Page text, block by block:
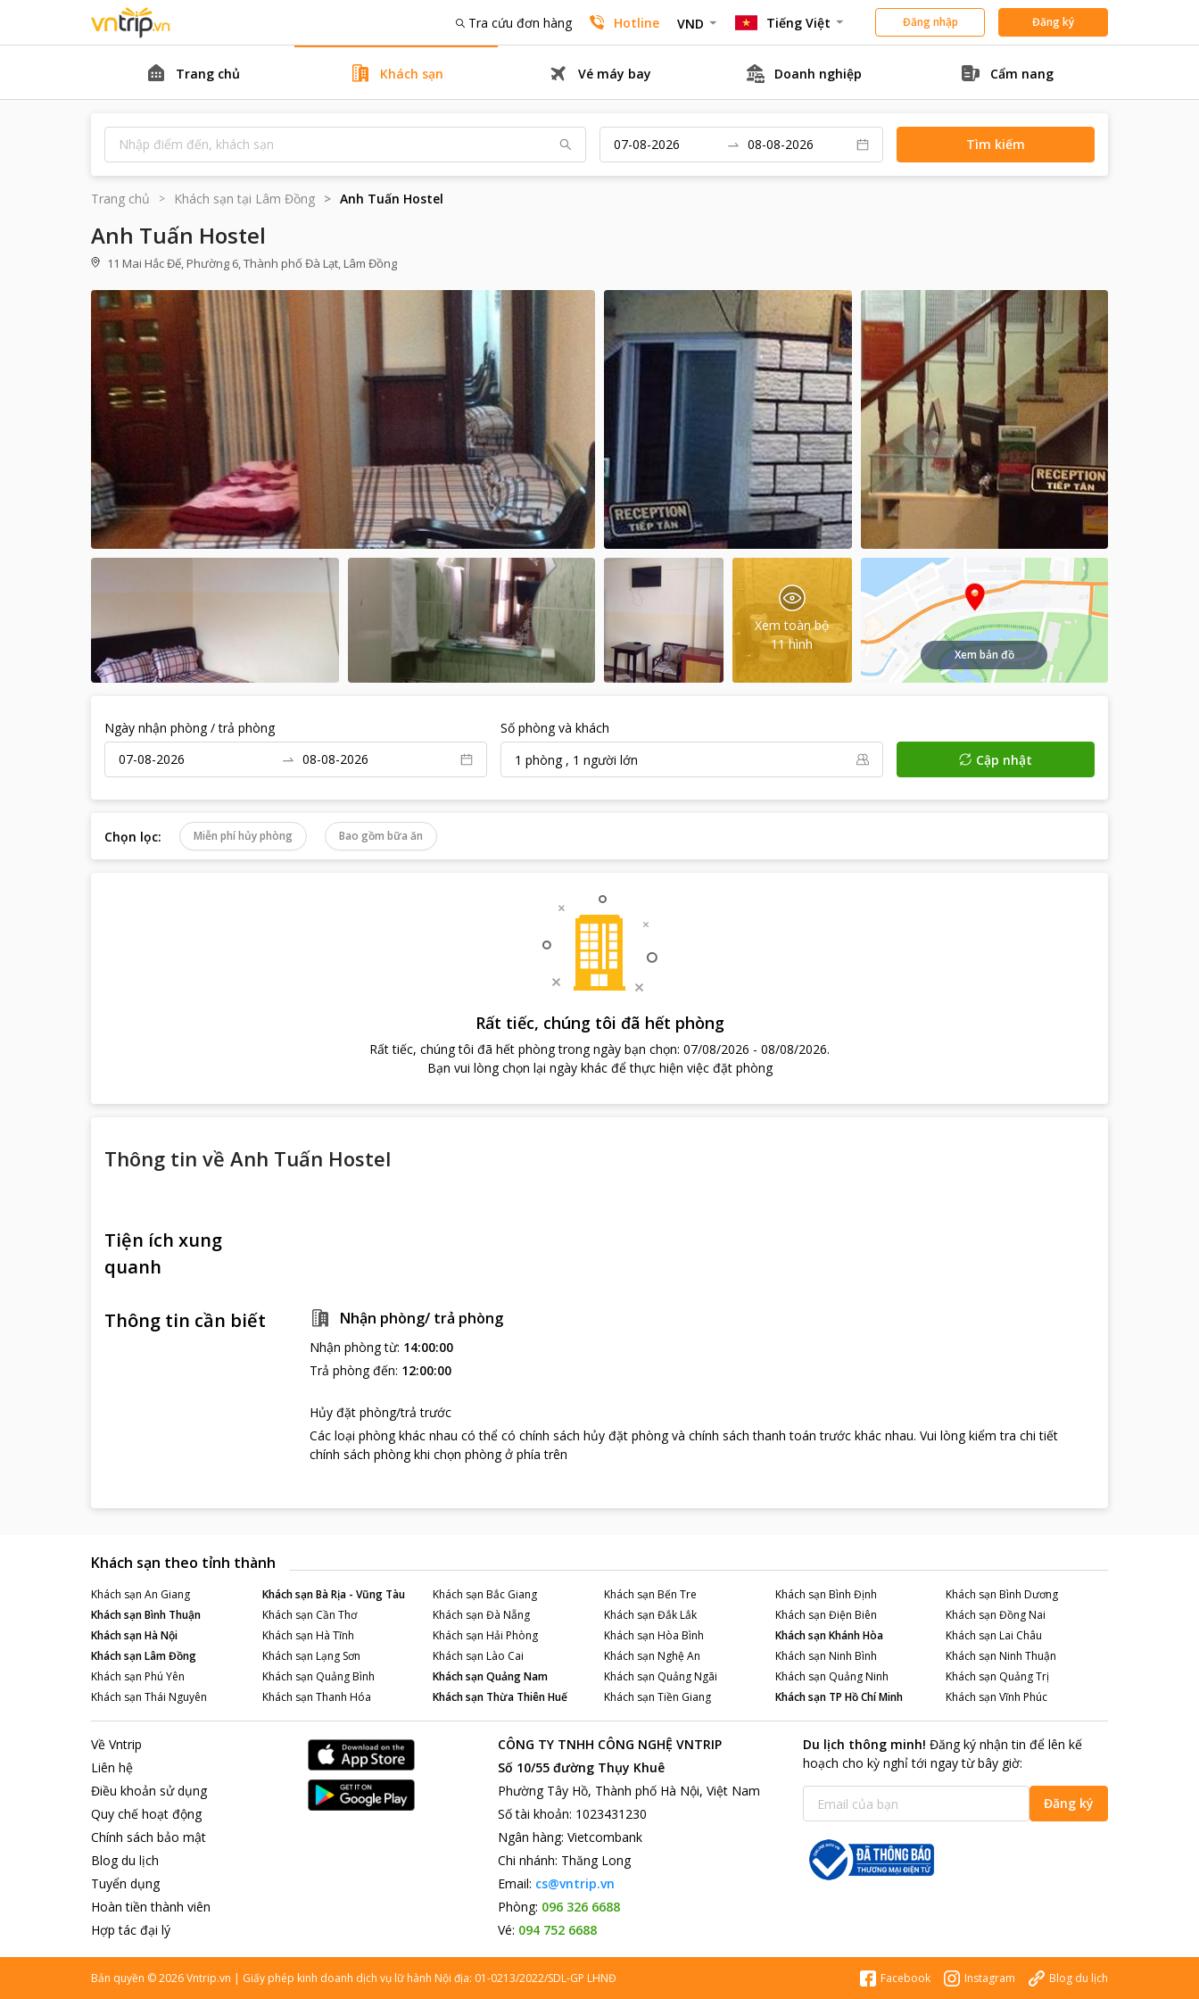
Tra cứu đơn hàng Hotline VND Tiếng Việt Đăng nhập Đăng ký
Trang chủ Khách sạn Vé máy bay Doanh nghiệp Cẩm nang
Tìm kiếm
Trang chủ Khách sạn tại Lâm Đồng Anh Tuấn Hostel
Anh Tuấn Hostel
11 Mai Hắc Đế, Phường 6, Thành phố Đà Lạt, Lâm Đồng
Xem toàn bộ
11 hình
Xem bản đồ
Ngày nhận phòng / trả phòng
Số phòng và khách
1 phòng, 1 người lớn Cập nhật
Chọn lọc: Miễn phí hủy phòng Bao gồm bữa ăn
Rất tiếc, chúng tôi đã hết phòng
Rất tiếc, chúng tôi đã hết phòng trong ngày bạn chọn: 07/08/2026 - 08/08/2026.
Bạn vui lòng chọn lại ngày khác để thực hiện việc đặt phòng
Thông tin về Anh Tuấn Hostel
Tiện ích xung
quanh
Thông tin cần biết Nhận phòng/ trả phòng
Nhận phòng từ: 14:00:00
Trả phòng đến: 12:00:00
Hủy đặt phòng/trả trước
Các loại phòng khác nhau có thể có chính sách hủy đặt phòng và chính sách thanh toán trước khác nhau. Vui lòng kiểm tra chi tiết
chính sách phòng khi chọn phòng ở phía trên
Khách sạn theo tỉnh thành
Khách sạn An Giang Khách sạnBà Rịa - Vũng Tàu Khách sạn Bắc Giang Khách sạn Bến Tre Khách sạn Bình Định Khách sạn Bình Dương
Khách sạnBình Thuận Khách sạn Cần Thơ Khách sạn Đà Nẵng Khách sạn Đắk Lắk Khách sạn Điện Biên Khách sạn Đồng Nai
Khách sạnHà Nội Khách sạn Hà Tĩnh Khách sạn Hải Phòng Khách sạn Hòa Bình Khách sạnKhánh Hòa Khách sạn Lai Châu
Khách sạnLâm Đồng Khách sạn Lạng Sơn Khách sạn Lào Cai Khách sạn Nghệ An Khách sạn Ninh Bình Khách sạn Ninh Thuận
Khách sạn Phú Yên Khách sạn Quảng Bình Khách sạnQuảng Nam Khách sạn Quảng Ngãi Khách sạn Quảng Ninh Khách sạn Quảng Trị
Khách sạn Thái Nguyên Khách sạn Thanh Hóa Khách sạn Thừa Thiên Huế Khách sạn Tiền Giang Khách sạn TP Hồ Chí Minh Khách sạn Vĩnh Phúc
Về Vntrip
Liên hệ
Điều khoản sử dụng
Quy chế hoạt động
Chính sách bảo mật
Blog du lịch
Tuyển dụng
Hoàn tiền thành viên
Hợp tác đại lý
CÔNG TY TNHH CÔNG NGHỆ VNTRIP
Số 10/55 đường Thụy Khuê
Phường Tây Hồ, Thành phố Hà Nội, Việt Nam
Số tài khoản: 1023431230
Ngân hàng: Vietcombank
Chi nhánh: Thăng Long
Email: cs@vntrip.vn
Phòng: 096 326 6688
Vé: 094 752 6688
Du lịch thông minh! Đăng ký nhận tin để lên kế
hoạch cho kỳ nghỉ tới ngay từ bây giờ:
Đăng ký
Bản quyền ©2026Vntrip.vn | Giấy phép kinh doanh dịch vụ lữ hành Nội địa: 01-0213/2022/SDL-GP LHNĐ Facebook Instagram Blog du lịch